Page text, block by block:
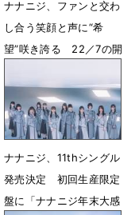
ナナニジ、ファンと交わ
し合う笑顔と声に“希
望”咲き誇る 22／7の開
4月10日 23時07分
ナナニジ、11thシングル
発売決定 初回生産限定
盤に「ナナニジ年末大感